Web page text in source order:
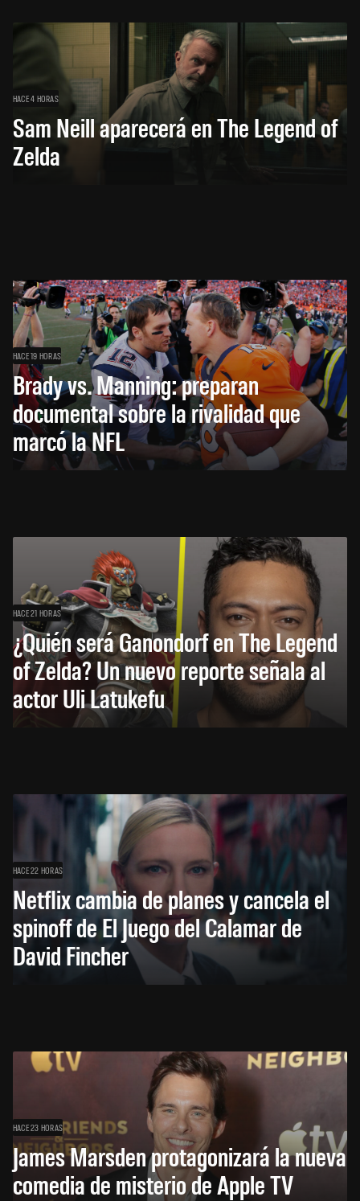
HACE 4 HORAS
Sam Neill aparecerá en The Legend of
Zelda
HACE 19 HORAS
Brady vs. Manning: preparan
documental sobre la rivalidad que
marcó la NFL
HACE 21 HORAS
¿Quién será Ganondorf en The Legend
of Zelda? Un nuevo reporte señala al
actor Uli Latukefu
HACE 22 HORAS
Netflix cambia de planes y cancela el
spinoff de El Juego del Calamar de
David Fincher
HACE 23 HORAS
James Marsden protagonizará la nueva
comedia de misterio de Apple TV